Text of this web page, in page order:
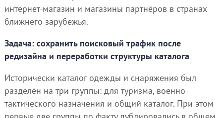
интернет-магазин и магазины партнёров в странах
ближнего зарубежья.
Задача: сохранить поисковый трафик после
редизайна и переработки структуры каталога
Исторически каталог одежды и снаряжения был
разделён на три группы: для туризма, военно-
тактического назначения и общий каталог. При этом